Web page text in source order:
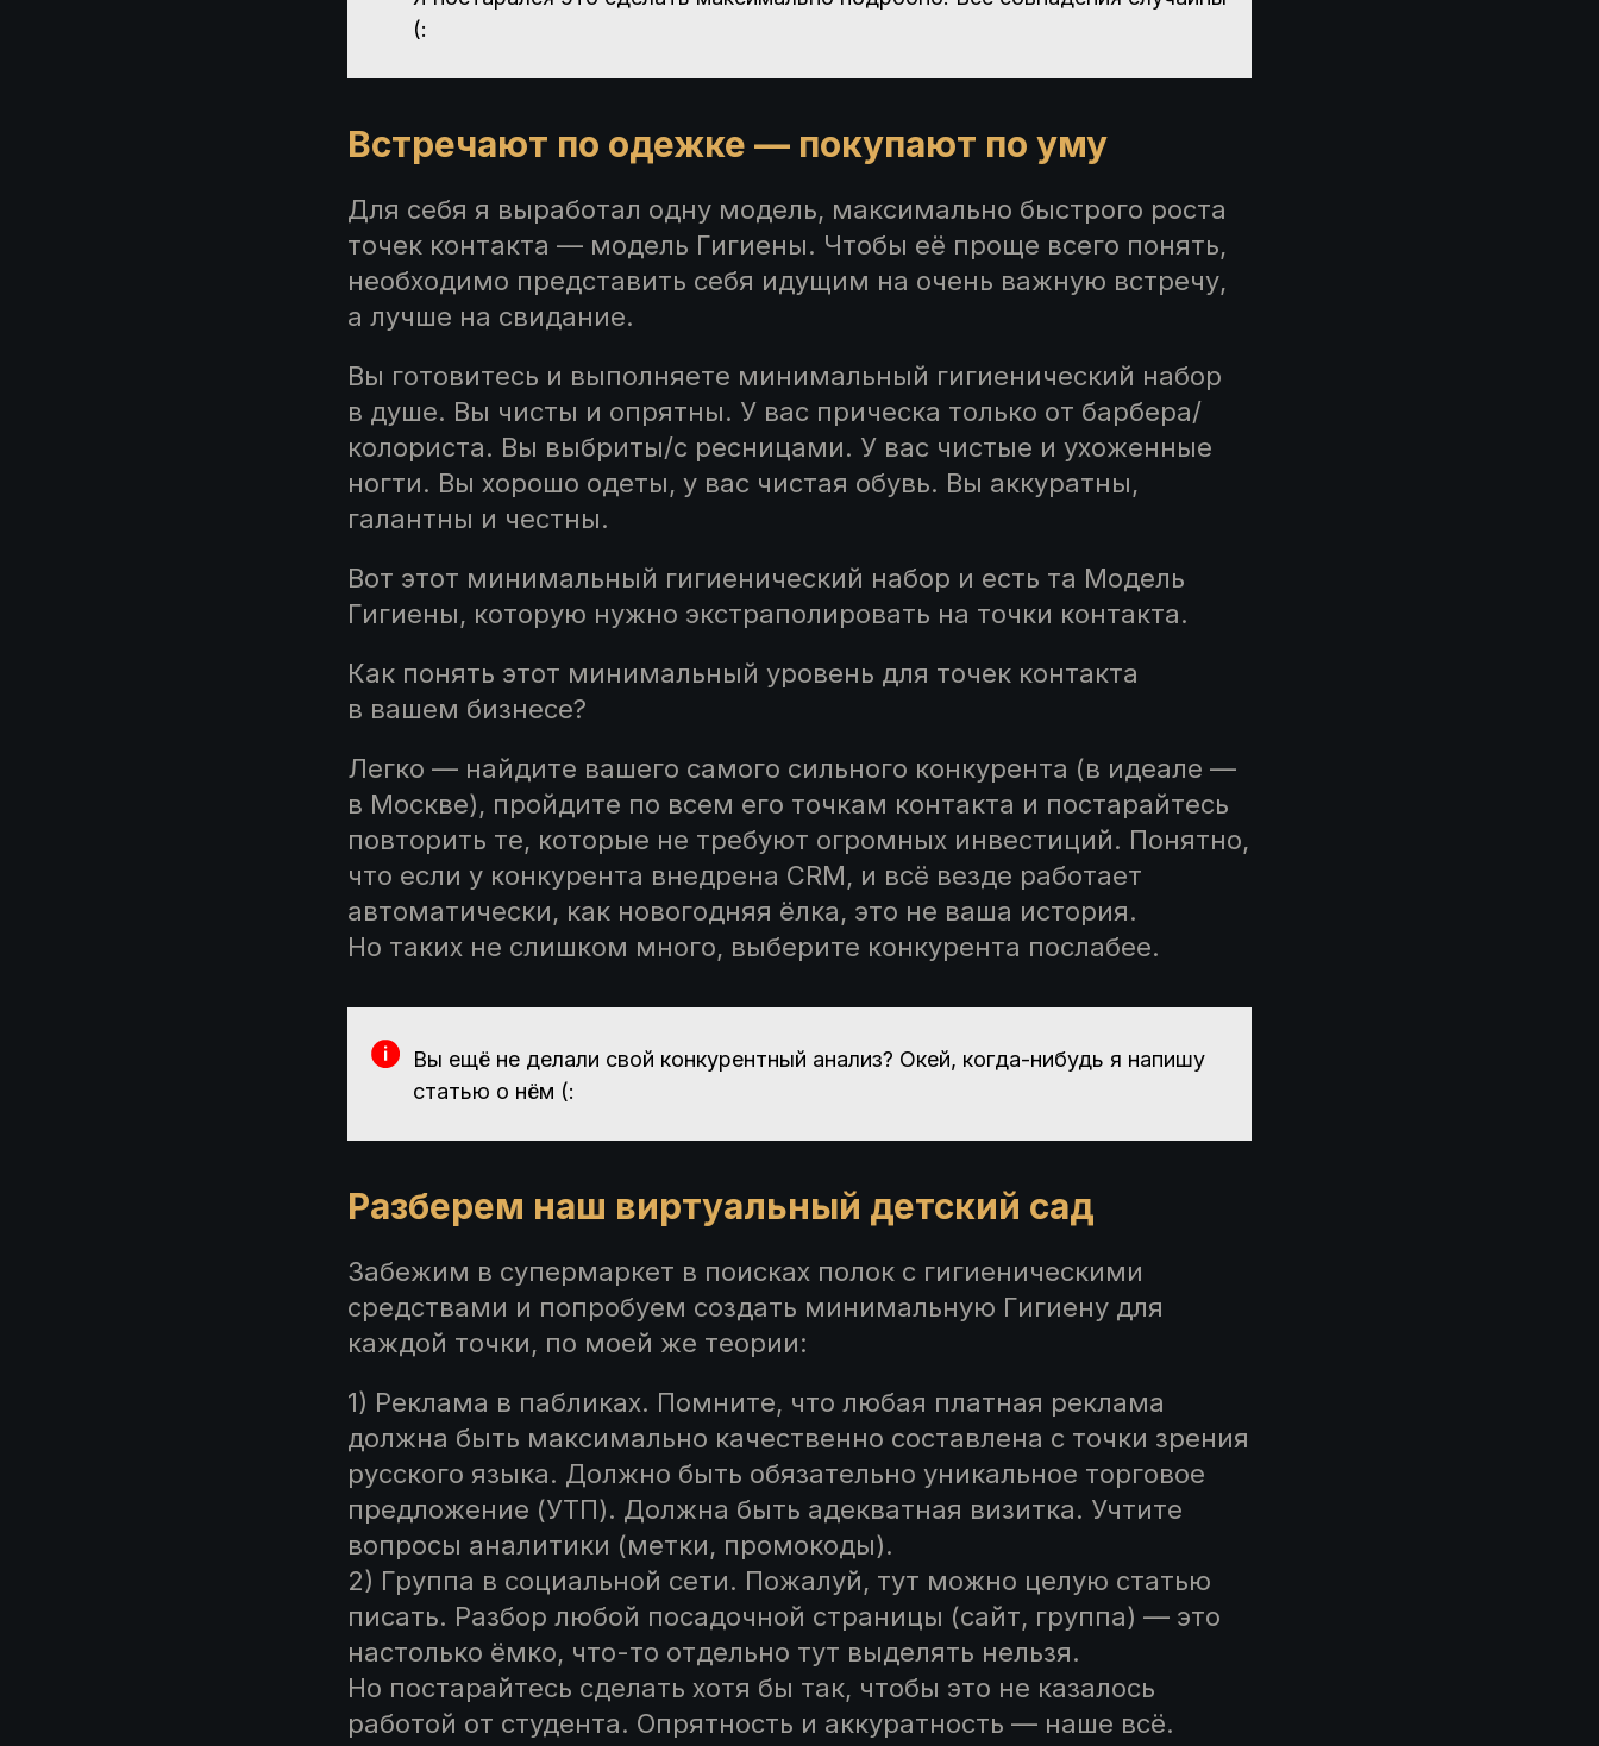
(:
Встречают по одежке — покупают по уму
Для себя я выработал одну модель, максимально быстрого роста
точек контакта — модель Гигиены. Чтобы её проще всего понять,
необходимо представить себя идущим на очень важную встречу,
а лучше на свидание.
Вы готовитесь и выполняете минимальный гигиенический набор
в душе. Вы чисты и опрятны. У вас прическа только от барбера/
колориста. Вы выбриты/с ресницами. У вас чистые и ухоженные
ногти. Вы хорошо одеты, у вас чистая обувь. Вы аккуратны,
галантны и честны.
Вот этот минимальный гигиенический набор и есть та Модель
Гигиены, которую нужно экстраполировать на точки контакта.
Как понять этот минимальный уровень для точек контакта
в вашем бизнесе?
Легко — найдите вашего самого сильного конкурента (в идеале —
в Москве), пройдите по всем его точкам контакта и постарайтесь
повторить те, которые не требуют огромных инвестиций. Понятно,
что если у конкурента внедрена CRM, и всё везде работает
автоматически, как новогодняя ёлка, это не ваша история.
Но таких не слишком много, выберите конкурента послабее.
Вы ещё не делали свой конкурентный анализ? Окей, когда-нибудь я напишу
статью о нём (:
Разберем наш виртуальный детский сад
Забежим в супермаркет в поисках полок с гигиеническими
средствами и попробуем создать минимальную Гигиену для
каждой точки, по моей же теории:
1) Реклама в пабликах. Помните, что любая платная реклама
должна быть максимально качественно составлена с точки зрения
русского языка. Должно быть обязательно уникальное торговое
предложение (УТП). Должна быть адекватная визитка. Учтите
вопросы аналитики (метки, промокоды).
2) Группа в социальной сети. Пожалуй, тут можно целую статью
писать. Разбор любой посадочной страницы (сайт, группа) — это
настолько ёмко, что-то отдельно тут выделять нельзя.
Но постарайтесь сделать хотя бы так, чтобы это не казалось
работой от студента. Опрятность и аккуратность — наше всё.